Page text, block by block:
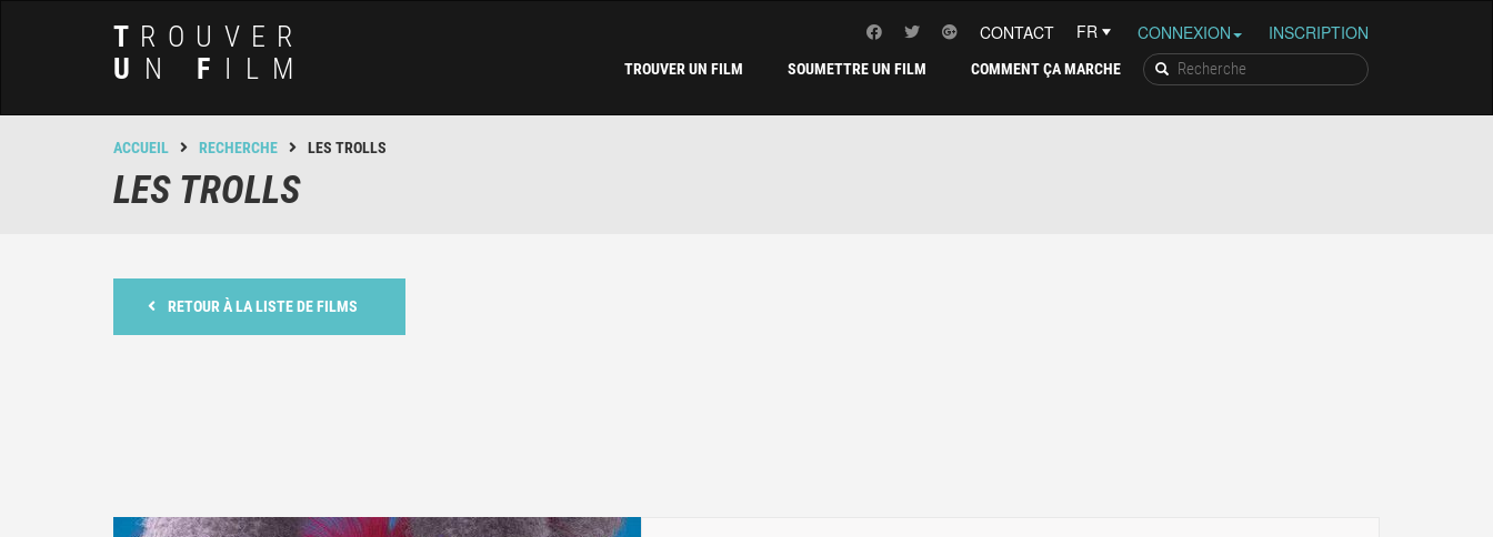
T ROUVER
U N F ILM
CONNEXION INSCRIPTION
CONTACT
COMMENT ÇA MARCHE
SOUMETTRE UN FILM
TROUVER UN FILM
ACCUEIL RECHERCHE LES TROLLS
LES TROLLS
RETOUR À LA LISTE DE FILMS